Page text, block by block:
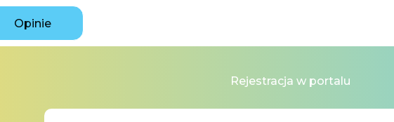
Opinie
Rejestracja w portalu